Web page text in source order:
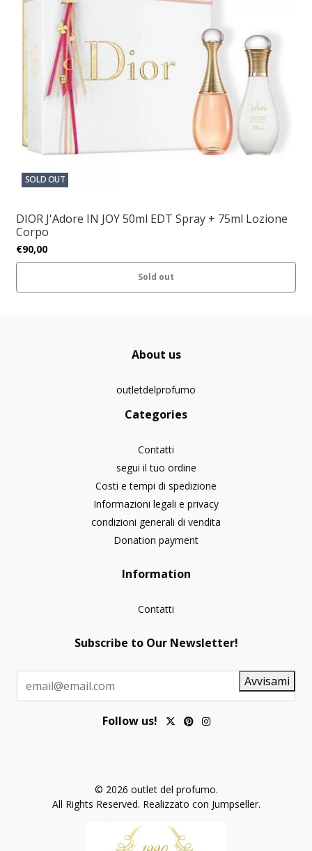
SOLD OUT
DIOR J'Adore IN JOY 50ml EDT Spray + 75ml Lozione
Corpo
€90,00
Sold out
About us
outletdelprofumo
Categories
Contatti
segui il tuo ordine
Costi e tempi di spedizione
Informazioni legali e privacy
condizioni generali di vendita
Donation payment
Information
Contatti
Subscribe to Our Newsletter!
Avvisami
Follow us!
© 2026 outlet del profumo.
All Rights Reserved. Realizzato con Jumpseller.